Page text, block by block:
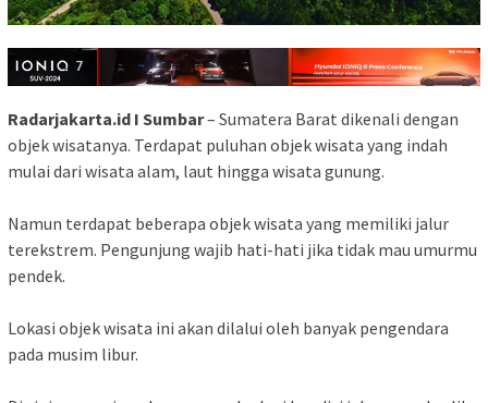
Radarjakarta.id I Sumbar– Sumatera Barat dikenali dengan
objek wisatanya. Terdapat puluhan objek wisata yang indah
mulai dari wisata alam, laut hingga wisata gunung.
Namun terdapat beberapa objek wisata yang memiliki jalur
terekstrem. Pengunjung wajib hati-hati jika tidak mau umurmu
pendek.
Lokasi objek wisata ini akan dilalui oleh banyak pengendara
pada musim libur.